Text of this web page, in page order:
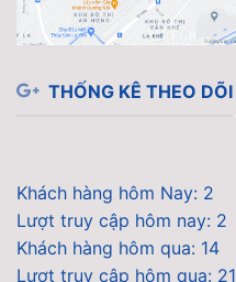
THỐNG KÊ THEO DÕI
Khách hàng hôm Nay: 2
Lượt truy cập hôm nay: 2
Khách hàng hôm qua: 14
Lượt truy cập hôm qua: 21